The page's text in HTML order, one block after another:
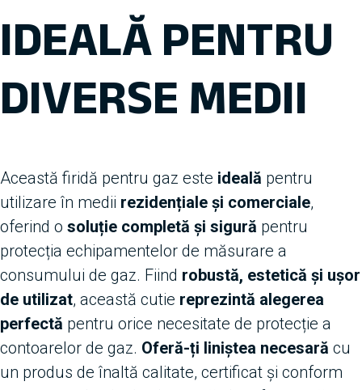
IDEALĂ PENTRU
DIVERSE MEDII
Această firidă pentru gaz este ideală pentru
utilizare în medii rezidențiale și comerciale,
oferind o soluție completă și sigură pentru
protecția echipamentelor de măsurare a
consumului de gaz. Fiind robustă, estetică și ușor
de utilizat, această cutie reprezintă alegerea
perfectă pentru orice necesitate de protecție a
contoarelor de gaz. Oferă-ți liniștea necesară cu
un produs de înaltă calitate, certificat și conform